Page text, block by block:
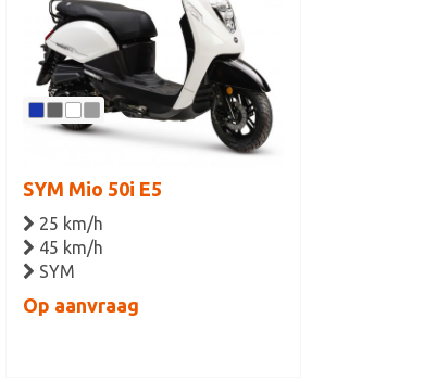
SYM Mio 50i E5
25 km/h
45 km/h
SYM
Op aanvraag